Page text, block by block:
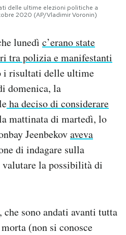
delle ultime elezioni politiche a
2020 (AP/Vladimir Voronin)
lunedì c’erano state
tra polizia e manifestanti
i risultati delle ultime
domenica, la
ha deciso di considerare
mattinata di martedì, lo
Jeenbekovaveva
di indagare sulla
la possibilità di
sono andati avanti tutta
(non si conosce